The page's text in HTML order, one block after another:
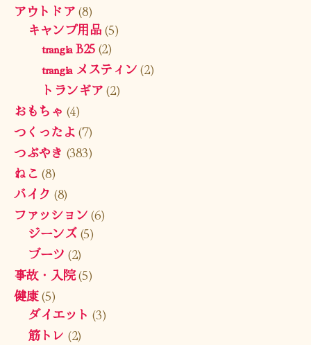
アウトドア(8)
キャンプ用品(5)
trangia B25(2)
trangia メスティン(2)
トランギア(2)
おもちゃ (4)
つくったよ(7)
つぶやき (383)
ねこ (8)
バイク (8)
ファッション(6)
ジーンズ(5)
ブーツ (2)
事故・入院(5)
健康(5)
ダイエット (3)
筋トレ (2)